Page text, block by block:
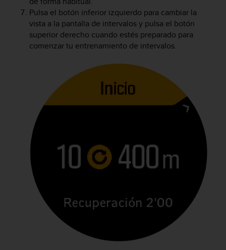
Pulsa el botón inferior izquierdo para cambiar la
vista a la pantalla de intervalos y pulsa el botón
superior derecho cuando estés preparado para
comenzar tu entrenamiento de intervalos.